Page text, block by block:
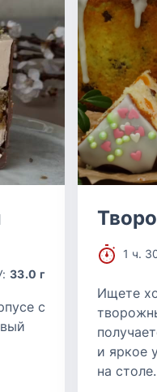
33.0 г
с
1 ч.
Ищете
и яркое
на